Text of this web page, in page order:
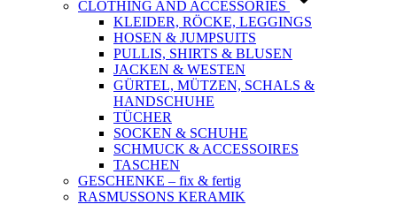
CLOTHING AND ACCESSORIES
KLEIDER, RÖCKE, LEGGINGS
HOSEN & JUMPSUITS
PULLIS, SHIRTS & BLUSEN
JACKEN & WESTEN
GÜRTEL, MÜTZEN, SCHALS &
HANDSCHUHE
TÜCHER
SOCKEN & SCHUHE
SCHMUCK & ACCESSOIRES
TASCHEN
GESCHENKE – fix & fertig
RASMUSSONS KERAMIK